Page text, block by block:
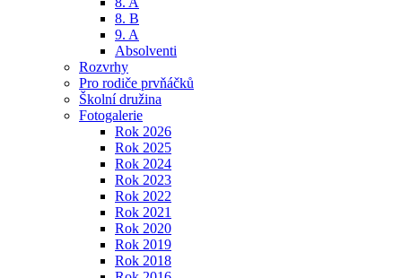
8. B
9. A
Absolventi
Rozvrhy
Pro rodiče prvňáčků
Školní družina
Fotogalerie
Rok 2026
Rok 2025
Rok 2024
Rok 2023
Rok 2022
Rok 2021
Rok 2020
Rok 2019
Rok 2018